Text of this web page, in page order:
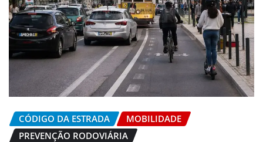
CÓDIGO DA ESTRADA
MOBILIDADE
PREVENÇÃO RODOVIÁRIA